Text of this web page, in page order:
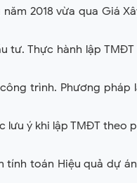
2018 vừa qua Giá
tư. Thực hành lập
trình. Phương
lưu ý khi lập TMĐT theo
tính toán Hiệu quả dự